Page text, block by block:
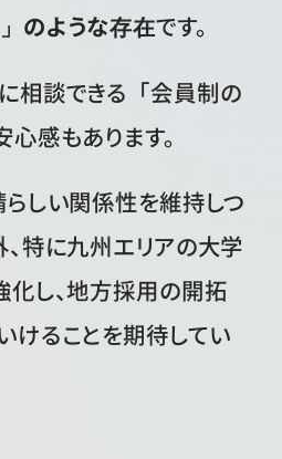
のような存在です。
相談できる「会員制の
感もあります。
しい関係性を維持しつ
特に九州エリアの大学
化し、地方採用の開拓
けることを期待してい